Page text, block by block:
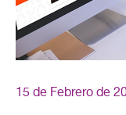
15 de Febrero de